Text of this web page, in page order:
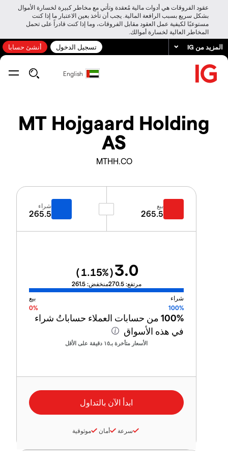
عقود الفروقات هي أدوات مالية مُعقدة وتأتي مع مخاطر كبيرة لخسارة الأموال
بشكل سريع بسبب الرافعة المالية. يجب أن تأخذ بعين الاعتبار ما إذا كنت
مستوعبًا لكيفية عمل العقود مقابل الفروقات، وما إذا كنت قادراً على تحمل
المخاطر العالية لخسارة أموالك.
المزيد من IG تسجيل الدخول أنشئ حسابا
English
MT Hojgaard Holding
AS
MTHH.CO
بيع
265.5
شراء
265.5
3.0
(
1.15%)
مرتفع:270.5منخفض:261.5
شراء
بيع
100%
0%
100% من حسابات العملاء حساباتُ شراء
في هذه الأسواق
الأسعار متأخرة بـ١٥ دقيقة على الأقل
سرعة أمان موثوقية